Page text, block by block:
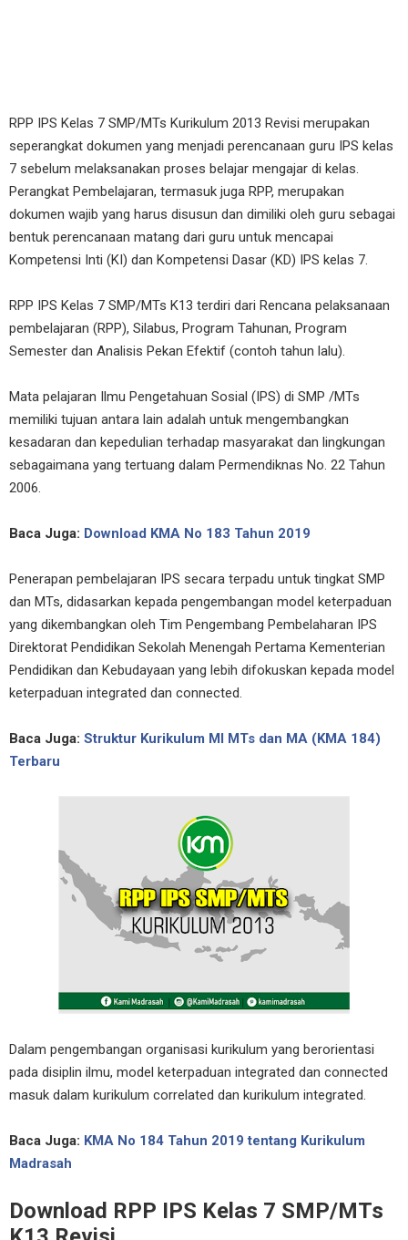
RPP IPS Kelas 7 SMP/MTs Kurikulum 2013 Revisi merupakan
seperangkat dokumen yang menjadi perencanaan guru IPS kelas
7 sebelum melaksanakan proses belajar mengajar di kelas.
Perangkat Pembelajaran, termasuk juga RPP, merupakan
dokumen wajib yang harus disusun dan dimiliki oleh guru sebagai
bentuk perencanaan matang dari guru untuk mencapai
Kompetensi Inti (KI) dan Kompetensi Dasar (KD) IPS kelas 7.
RPP IPS Kelas 7 SMP/MTs K13 terdiri dari Rencana pelaksanaan
pembelajaran (RPP), Silabus, Program Tahunan, Program
Semester dan Analisis Pekan Efektif (contoh tahun lalu).
Mata pelajaran Ilmu Pengetahuan Sosial (IPS) di SMP /MTs
memiliki tujuan antara lain adalah untuk mengembangkan
kesadaran dan kepedulian terhadap masyarakat dan lingkungan
sebagaimana yang tertuang dalam Permendiknas No. 22 Tahun
2006.
Baca Juga: Download KMA No 183 Tahun 2019
Penerapan pembelajaran IPS secara terpadu untuk tingkat SMP
dan MTs, didasarkan kepada pengembangan model keterpaduan
yang dikembangkan oleh Tim Pengembang Pembelaharan IPS
Direktorat Pendidikan Sekolah Menengah Pertama Kementerian
Pendidikan dan Kebudayaan yang lebih difokuskan kepada model
keterpaduan integrated dan connected.
Baca Juga: Struktur Kurikulum MI MTs dan MA (KMA 184)
Terbaru
Dalam pengembangan organisasi kurikulum yang berorientasi
pada disiplin ilmu, model keterpaduan integrated dan connected
masuk dalam kurikulum correlated dan kurikulum integrated.
Baca Juga: KMA No 184 Tahun 2019 tentang Kurikulum
Madrasah
Download RPP IPS Kelas 7 SMP/MTs